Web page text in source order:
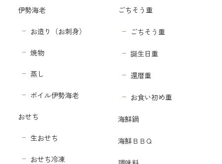
伊勢海老
お造り（お刺身）
焼物
蒸し
ボイル伊勢海老
おせち
生おせち
おせち冷凍
ごちそう重
ごちそう重
誕生日重
還暦重
お食い初め重
海鮮鍋
海鮮ＢＢＱ